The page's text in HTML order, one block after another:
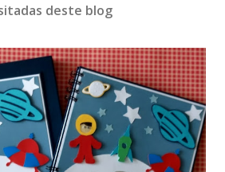
deste blog